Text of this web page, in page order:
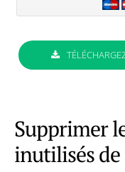
Supprimer
inutilisés de